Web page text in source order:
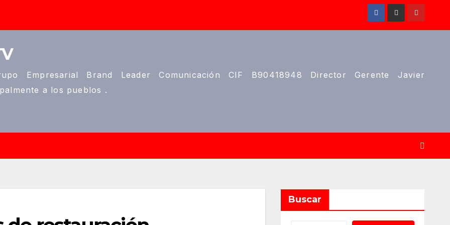
Empresarial Brand Leader Comunicación CIF B90418948 Director Gerente Javier
a los pueblos .
Buscar